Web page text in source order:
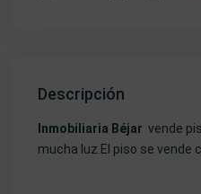
Descripción
Inmobiliaria Béjar vende
mucha luz.El piso se vende